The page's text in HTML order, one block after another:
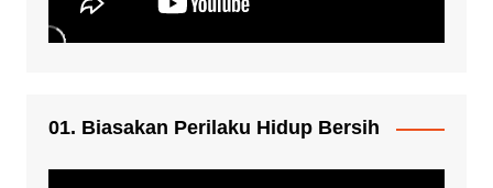
01. Biasakan Perilaku Hidup Bersih